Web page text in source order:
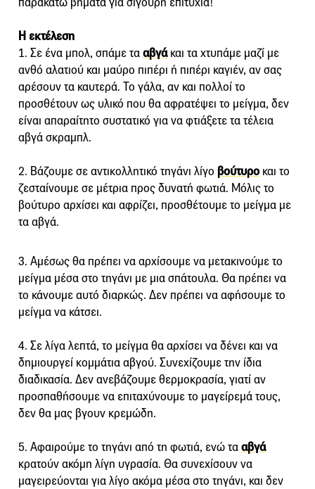
Η εκτέλεση
1. Σε ένα μπολ, σπάμε τααβγάκαι τα χτυπάμε μαζί με
ανθό αλατιού και μαύρο πιπέρι ή πιπέρι καγιέν, αν σας
αρέσουν τα καυτερά. Το γάλα, αν και πολλοί το
προσθέτουν ως υλικό που θα αφρατέψει το μείγμα, δεν
είναι απαραίτητο συστατικό για να φτιάξετε τα τέλεια
αβγά σκραμπλ.
2. Βάζουμε σε αντικολλητικό τηγάνι λίγο βούτυρο και το
ζεσταίνουμε σε μέτρια προς δυνατή φωτιά. Μόλις το
βούτυρο αρχίσει και αφρίζει, προσθέτουμε το μείγμα με
τα αβγά.
3. Αμέσως θα πρέπει να αρχίσουμε να μετακινούμε το
μείγμα μέσα στο τηγάνι με μια σπάτουλα. Θα πρέπει να
το κάνουμε αυτό διαρκώς. Δεν πρέπει να αφήσουμε το
μείγμα να κάτσει.
4. Σε λίγα λεπτά, το μείγμα θα αρχίσει να δένει και να
δημιουργεί κομμάτια αβγού. Συνεχίζουμε την ίδια
διαδικασία. Δεν ανεβάζουμε θερμοκρασία, γιατί αν
προσπαθήσουμε να επιταχύνουμε το μαγείρεμά τους,
δεν θα μας βγουν κρεμώδη.
5. Αφαιρούμε το τηγάνι από τη φωτιά, ενώ τααβγά
κρατούν ακόμη λίγη υγρασία. Θα συνεχίσουν να
μαγειρεύονται για λίγο ακόμα μέσα στο τηγάνι, και δεν